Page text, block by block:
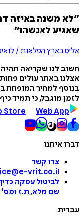
״לא משנה באיזה
שאגיע לאנשהו״
אליס בארץ הפלאות /
חשוב לנו שקריאה תהיה
אצלנו באתר עולים
בנוסף למחיר המופחת
לזמן מוגבל, כי תמיד
Store Web App
דברו איתנו
צרו קשר
vrit.co.il
לביטול עסקה
שם מלא, ת.ז ומס'
עברית